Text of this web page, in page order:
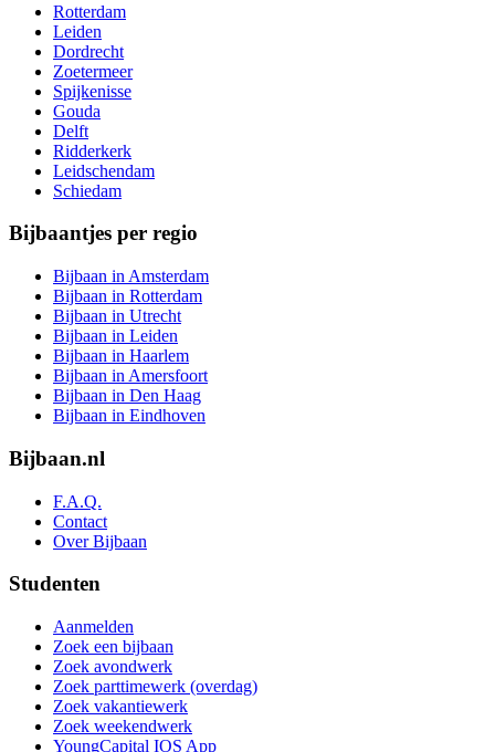
Rotterdam
Leiden
Dordrecht
Zoetermeer
Spijkenisse
Gouda
Delft
Ridderkerk
Leidschendam
Schiedam
Bijbaantjes per regio
Bijbaan in Amsterdam
Bijbaan in Rotterdam
Bijbaan in Utrecht
Bijbaan in Leiden
Bijbaan in Haarlem
Bijbaan in Amersfoort
Bijbaan in Den Haag
Bijbaan in Eindhoven
Bijbaan.nl
F.A.Q.
Contact
Over Bijbaan
Studenten
Aanmelden
Zoek een bijbaan
Zoek avondwerk
Zoek parttimewerk (overdag)
Zoek vakantiewerk
Zoek weekendwerk
YoungCapital IOS App